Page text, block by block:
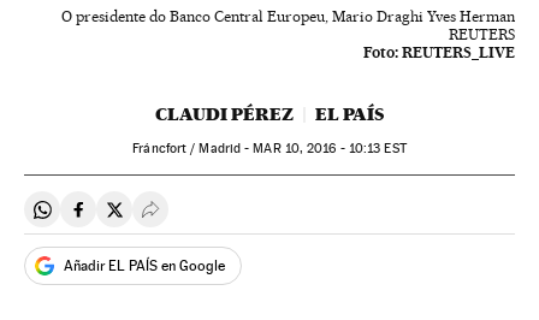
O presidente do Banco Central Europeu, Mario Draghi Yves Herman
REUTERS
Foto: REUTERS_LIVE
CLAUDI PÉREZ EL PAÍS
Fráncfort / Madrid -MAR10, 2016 - 10:13 EST
Compartir en Whatsapp
Compartir en Facebook
Compartir en Twitter
Desplegar Redes Sociales
Añadir EL PAÍS en Google